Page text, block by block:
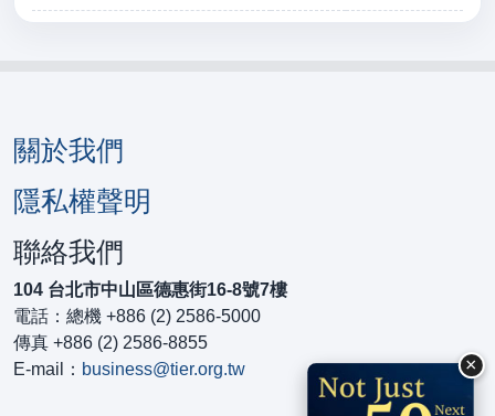
×
關於我們
隱私權聲明
聯絡我們
104 台北市中山區德惠街16-8號7樓
電話：總機 +886 (2) 2586-5000
傳真 +886 (2) 2586-8855
E-mail： business@tier.org.tw